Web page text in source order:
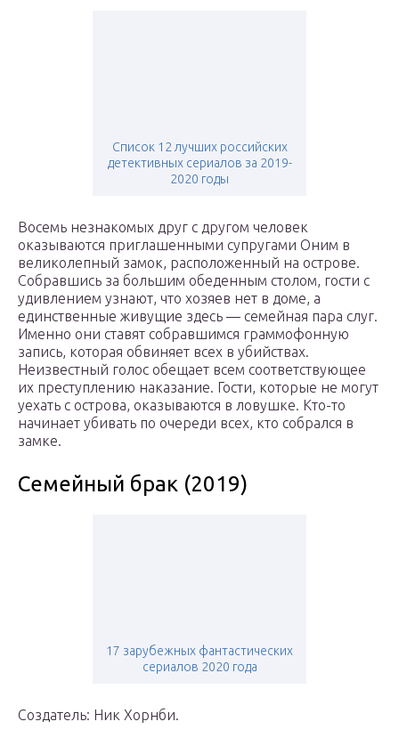
Список 12 лучших российских
детективных сериалов за 2019-
2020 годы
Восемь незнакомых друг с другом человек
оказываются приглашенными супругами Оним в
великолепный замок, расположенный на острове.
Собравшись за большим обеденным столом, гости с
удивлением узнают, что хозяев нет в доме, а
единственные живущие здесь — семейная пара слуг.
Именно они ставят собравшимся граммофонную
запись, которая обвиняет всех в убийствах.
Неизвестный голос обещает всем соответствующее
их преступлению наказание. Гости, которые не могут
уехать с острова, оказываются в ловушке. Кто-то
начинает убивать по очереди всех, кто собрался в
замке.
Семейный брак (2019)
17 зарубежных фантастических
сериалов 2020 года
Создатель: Ник Хорнби.